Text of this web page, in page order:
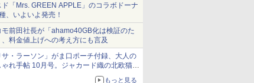
ド「Mrs. GREEN APPLE」のコラボドーナ
、いよいよ発売！
モ前田社長が「ahamo40GB化は検証のた
、料金値上げへの考え方にも言及
サ・ラーソン」がま口ポーチ付録、大人の
ゃれ手帖 10月号。ジャカード織の北欧猫デ
もっと見る